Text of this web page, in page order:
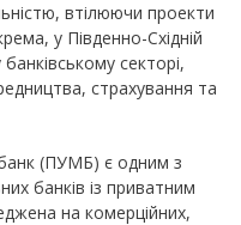
втілюючи проекти
у Південно-Східній
секторі,
страхування та
(ПУМБ) є одним з
банків із приватним
на комерційних,